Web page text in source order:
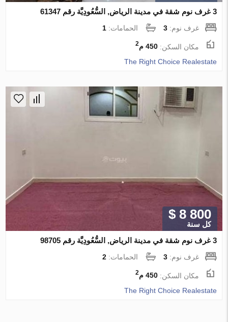
3 غرف نوم شقة في مدينة الرياض, السُّعُودِيَّة رقم 61347
غرف نوم:3 الحمامات:1
مكان السكن:450 م 2
The Right Choice Realestate
$ 8 800
كل سنة
3 غرف نوم شقة في مدينة الرياض, السُّعُودِيَّة رقم 98705
غرف نوم:3 الحمامات:2
مكان السكن:450 م 2
The Right Choice Realestate